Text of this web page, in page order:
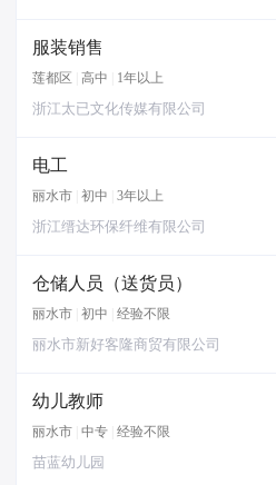
服装销售
莲都区 高中 1年以上
浙江太已文化传媒有限公司
电工
丽水市 初中 3年以上
浙江缙达环保纤维有限公司
仓储人员（送货员）
丽水市 初中 经验不限
丽水市新好客隆商贸有限公司
幼儿教师
丽水市 中专 经验不限
苗蓝幼儿园